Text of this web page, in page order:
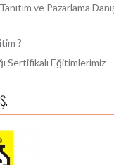
ve Pazarlama
?
Sertifikalı Eğitimlerimiz